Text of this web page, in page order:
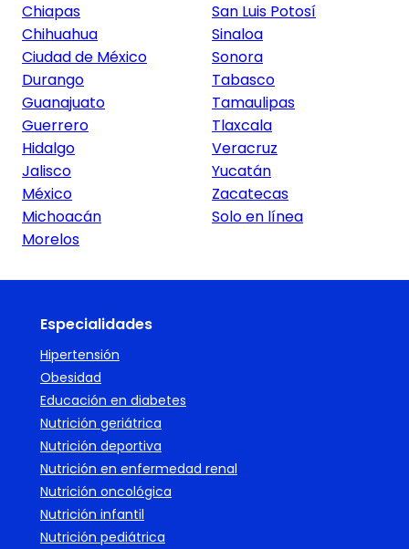
Chiapas
Chihuahua
Ciudad de México
Durango
Guanajuato
Guerrero
Hidalgo
Jalisco
México
Michoacán
Morelos
San Luis Potosí
Sinaloa
Sonora
Tabasco
Tamaulipas
Tlaxcala
Veracruz
Yucatán
Zacatecas
Solo en línea
Especialidades
Hipertensión
Obesidad
Educación en diabetes
Nutrición geriátrica
Nutrición deportiva
Nutrición en enfermedad renal
Nutrición oncológica
Nutrición infantil
Nutrición pediátrica